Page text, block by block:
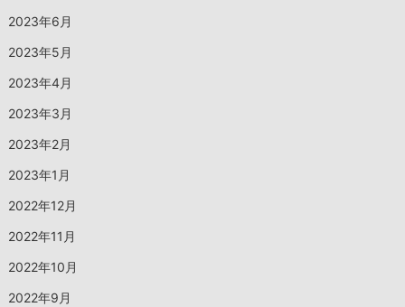
2023年6月
2023年5月
2023年4月
2023年3月
2023年2月
2023年1月
2022年12月
2022年11月
2022年10月
2022年9月